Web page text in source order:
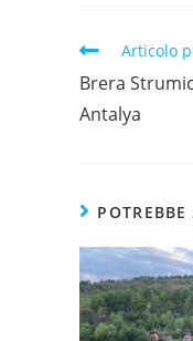
Articolo
Brera
Antalya